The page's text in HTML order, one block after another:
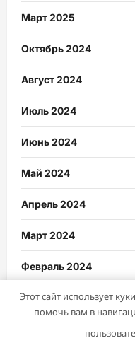
Март 2025
Октябрь 2024
Август 2024
Июль 2024
Июнь 2024
Май 2024
Апрель 2024
Март 2024
Февраль 2024
Январь 2024
Этот сайт использует
помочь вам в